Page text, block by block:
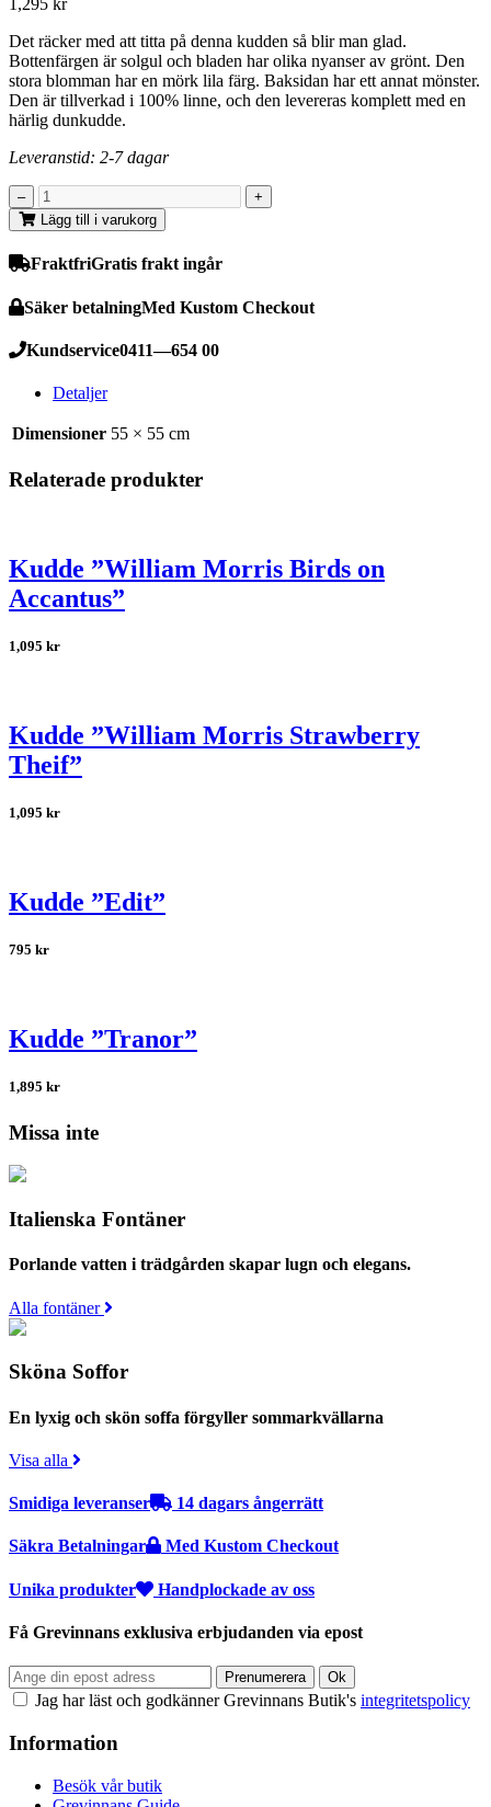
1,295 kr
Det räcker med att titta på denna kudden så blir man glad.
Bottenfärgen är solgul och bladen har olika nyanser av grönt. Den
stora blomman har en mörk lila färg. Baksidan har ett annat mönster.
Den är tillverkad i 100% linne, och den levereras komplett med en
härlig dunkudde.
Leveranstid: 2-7 dagar
Lägg till i varukorg
FraktfriGratis frakt ingår
Säker betalningMed Kustom Checkout
Kundservice0411—654 00
Detaljer
Dimensioner 55 × 55 cm
Relaterade produkter
Kudde ”William Morris Birds on
Accantus”
1,095 kr
Kudde ”William Morris Strawberry
Theif”
1,095 kr
Kudde ”Edit”
795 kr
Kudde ”Tranor”
1,895 kr
Missa inte
Italienska Fontäner
Porlande vatten i trädgården skapar lugn och elegans.
Alla fontäner
Sköna Soffor
En lyxig och skön soffa förgyller sommarkvällarna
Visa alla
Smidiga leveranser 14 dagars ångerrätt
Säkra Betalningar Med Kustom Checkout
Unika produkter Handplockade av oss
Få Grevinnans exklusiva erbjudanden via epost
Jag har läst och godkänner Grevinnans Butik's integritetspolicy
Information
Besök vår butik